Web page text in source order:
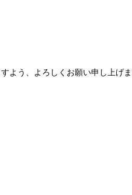
よう、よろしくお願い申し上げま